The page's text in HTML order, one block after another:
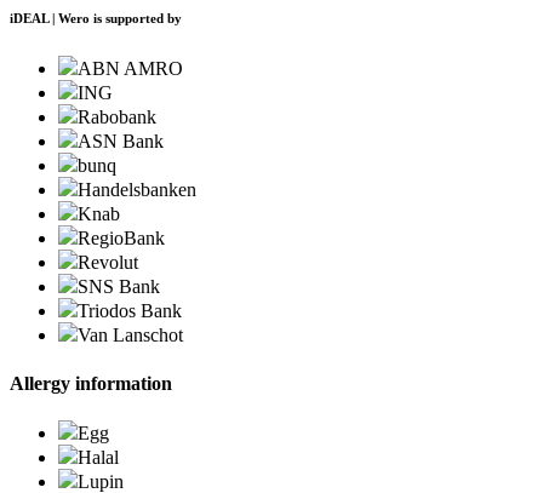
iDEAL | Wero is supported by
ABN AMRO
ING
Rabobank
ASN Bank
bunq
Handelsbanken
Knab
RegioBank
Revolut
SNS Bank
Triodos Bank
Van Lanschot
Allergy information
Egg
Halal
Lupin